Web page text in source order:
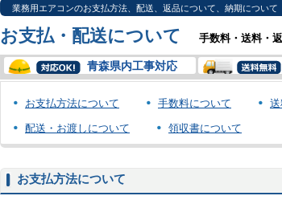
業務用エアコンのお支払方法、配送、返品について、納期について
お支払・配送について 手数料・送料・
青森県内工事対応
お支払方法について 手数料について
配送・お渡しについて 領収書について
お支払方法について